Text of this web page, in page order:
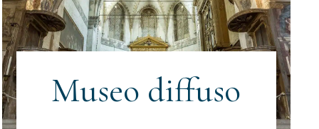
Museo diffuso